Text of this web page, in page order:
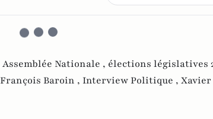
Assemblée Nationale , élections législatives
François Baroin , Interview Politique ,